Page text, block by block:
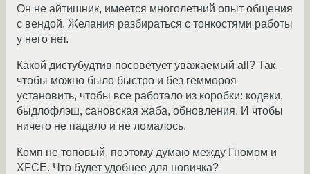
Он не айтишник, имеется многолетний опыт общения
с вендой. Желания разбираться с тонкостями работы
у него нет.
Какой дистубудтив посоветует уважаемый all? Так,
чтобы можно было быстро и без геммороя
установить, чтобы все работало из коробки: кодеки,
быдлофлэш, сановская жаба, обновления. И чтобы
ничего не падало и не ломалось.
Комп не топовый, поэтому думаю между Гномом и
XFCE. Что будет удобнее для новичка?